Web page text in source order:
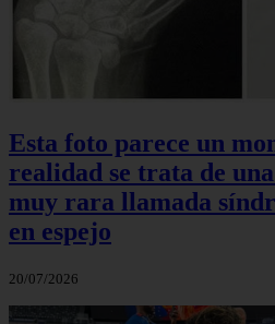
Esta foto parece un
realidad se trata de
muy rara llamada
en espejo
20/07/2026